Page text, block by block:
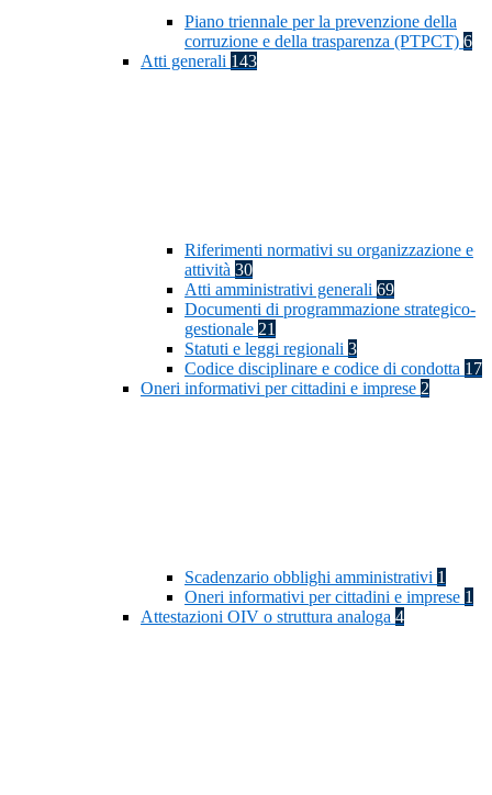
Piano triennale per la prevenzione della
corruzione e della trasparenza (PTPCT) 6
Atti generali 143
Riferimenti normativi su organizzazione e
attività 30
Atti amministrativi generali 69
Documenti di programmazione strategico-
gestionale 21
Statuti e leggi regionali 3
Codice disciplinare e codice di condotta 17
Oneri informativi per cittadini e imprese 2
Scadenzario obblighi amministrativi 1
Oneri informativi per cittadini e imprese 1
Attestazioni OIV o struttura analoga 4